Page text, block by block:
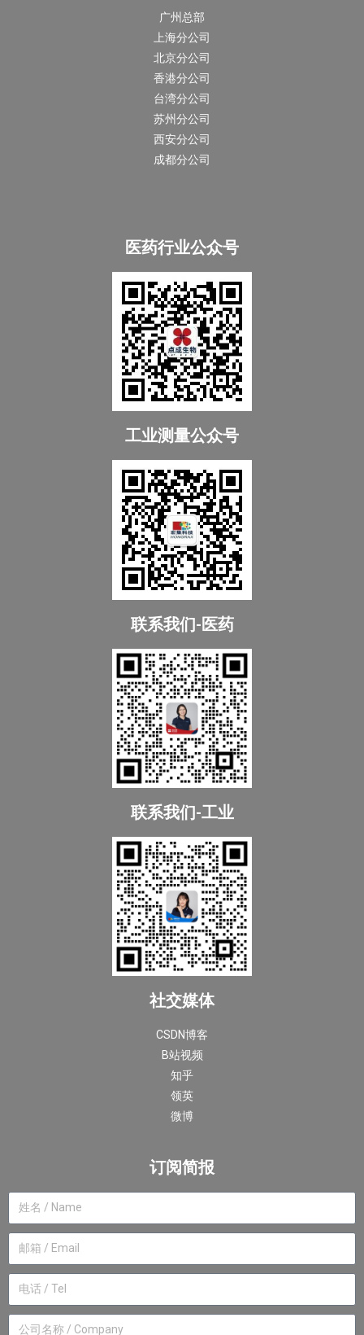
广州总部
上海分公司
北京分公司
香港分公司
台湾分公司
苏州分公司
西安分公司
成都分公司
医药行业公众号
工业测量公众号
联系我们-医药
联系我们-工业
社交媒体
CSDN博客
B站视频
知乎
领英
微博
订阅简报